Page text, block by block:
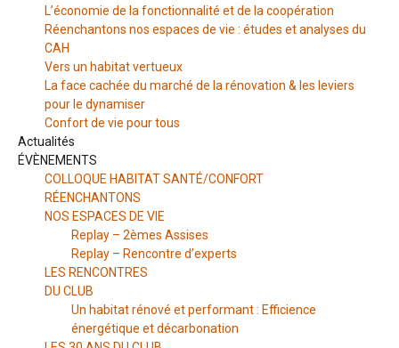
L’économie de la fonctionnalité et de la coopération
Réenchantons nos espaces de vie : études et analyses du
CAH
Vers un habitat vertueux
La face cachée du marché de la rénovation & les leviers
pour le dynamiser
Confort de vie pour tous
Actualités
ÉVÈNEMENTS
COLLOQUE HABITAT SANTÉ/CONFORT
RÉENCHANTONS
NOS ESPACES DE VIE
Replay – 2èmes Assises
Replay – Rencontre d’experts
LES RENCONTRES
DU CLUB
Un habitat rénové et performant : Efficience
énergétique et décarbonation